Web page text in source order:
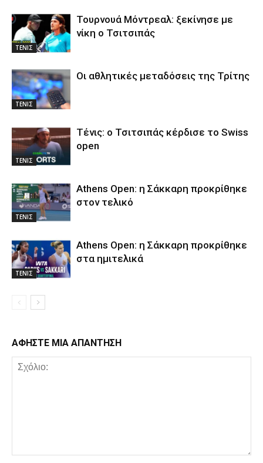
ΤΕΝΙΣ
Τουρνουά Μόντρεαλ: ξεκίνησε με
νίκη ο Τσιτσιπάς
ΤΕΝΙΣ
Οι αθλητικές μεταδόσεις της Τρίτης
ΤΕΝΙΣ
Τένις: ο Τσιτσιπάς κέρδισε το Swiss
open
ΤΕΝΙΣ
Athens Open: η Σάκκαρη προκρίθηκε
στον τελικό
ΤΕΝΙΣ
Athens Open: η Σάκκαρη προκρίθηκε
στα ημιτελικά
ΑΦΗΣΤΕ ΜΙΑ ΑΠΑΝΤΗΣΗ